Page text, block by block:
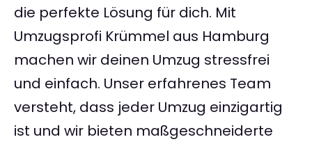
die perfekte Lösung für dich. Mit
Umzugsprofi Krümmel aus Hamburg
machen wir deinen Umzug stressfrei
und einfach. Unser erfahrenes Team
versteht, dass jeder Umzug einzigartig
ist und wir bieten maßgeschneiderte